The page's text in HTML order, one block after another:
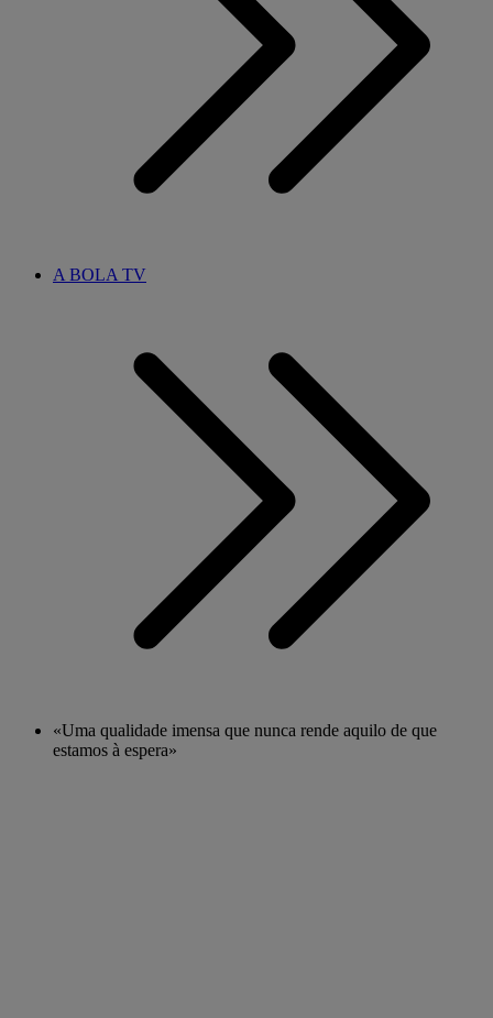
A BOLA TV
«Uma qualidade imensa que nunca rende aquilo de que
estamos à espera»